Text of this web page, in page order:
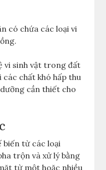
có chứa các loại vi
vi sinh vật trong đất
chất khó hấp thu
cần thiết cho
biến từ các loại
trộn và xử lý bằng
từ một hoặc nhiều